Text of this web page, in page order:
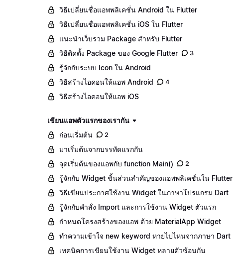
วิธีเปลี่ยนชื่อแอพพลิเคชั่น Android ใน Flutter
วิธีเปลี่ยนชื่อแอพพลิเคชั่น iOS ใน Flutter
แนะนำเว็บรวม Package สำหรับ Flutter
วิธีติดตั้ง Package ของ Google Flutter
3
รู้จักกับระบบ Icon ใน Android
วิธีสร้างไอคอนให้แอพ Android
4
วิธีสร้างไอคอนให้แอพ iOS
เขียนแอพตัวแรกของเรากัน
ก่อนเริ่มต้น
2
มาเริ่มต้นจากบรรทัดแรกกัน
จุดเริ่มต้นของแอพกับ function Main()
2
รู้จักกับ Widget ชิ้นส่วนสำคัญของแอพพลิเคชั่นใน Flutter
วิธีเขียนประกาศใช้งาน Widget ในภาษาโปรแกรม Dart
รู้จักกับคำสั่ง Import และการใช้งาน Widget ตัวแรก
กำหนดโครงสร้างของแอพ ด้วย MaterialApp Widget
ทำความเข้าใจ new keyword หายไปไหนจากภาษา Dart
เทคนิคการเขียนใช้งาน Widget หลายตัวซ้อนกัน